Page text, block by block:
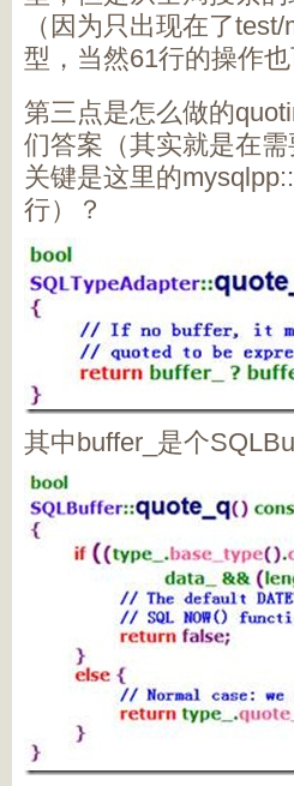
（因为只出现在了
型，当然61行的操作
第三点是怎么做的
们答案（其实就是在
关键是这里的
行）？
其中buffer_是个